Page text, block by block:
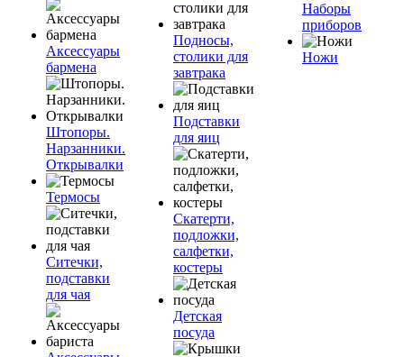
Аксессуары
бармена
Штопоры.
Нарзанники.
Открывалки
Термосы
Ситечки,
подставки
для чая
Подносы,
столики для
завтрака
Подставки
для яиц
Скатерти,
подложки,
салфетки,
костеры
Детская
посуда
Наборы
приборов
Ножи